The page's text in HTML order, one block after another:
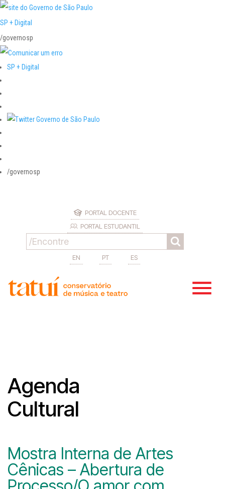
SP + Digital
/governosp
SP + Digital
/governosp
PORTAL DOCENTE
PORTAL ESTUDANTIL
EN PT ES
Agenda
Cultural
Mostra Interna de Artes
Cênicas – Abertura de